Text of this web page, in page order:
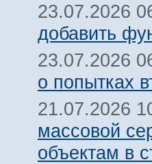
23.07.2026
добавить
23.07.2026
о попытках
21.07.2026
массовой
объектам в